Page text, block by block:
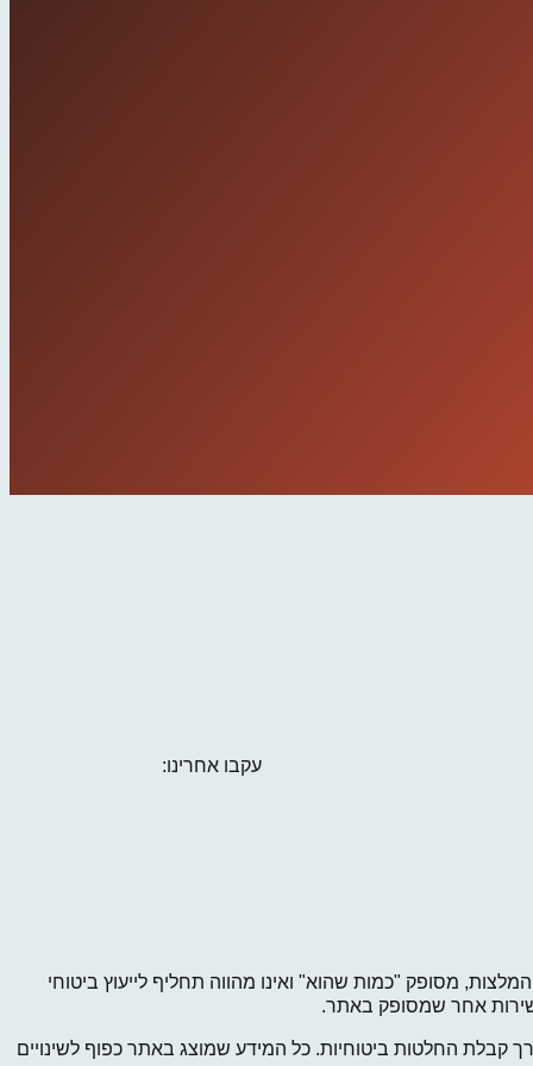
עקבו אחרינו:
מסופק "כמות שהוא" ואינו מהווה תחליף לייעוץ ביטוחי
שירות אחר שמסופק באתר.
החלטות ביטוחיות. כל המידע שמוצג באתר כפוף לשינויים